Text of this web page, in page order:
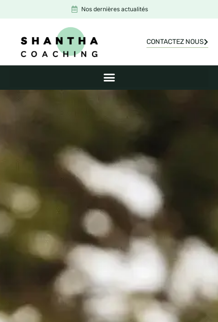
Nos dernières actualités
CONTACTEZ NOUS